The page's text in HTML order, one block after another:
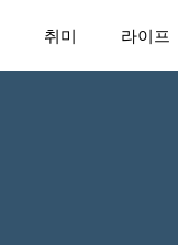
취미 라이프